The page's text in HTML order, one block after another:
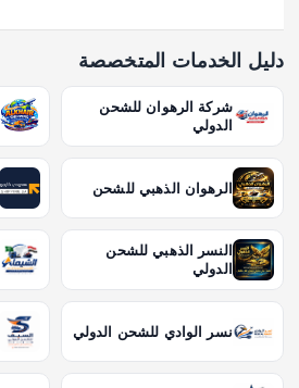
دليل الخدمات المتخصصة
شركة الرهوان للشحن
الدولي
الرهوان الذهبي للشحن
النسر الذهبي للشحن
الدولي
نسر الوادي للشحن الدولي